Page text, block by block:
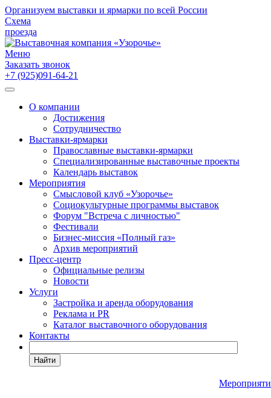
Организуем выставки и ярмарки по всей России
Схема
проезда
Меню
Заказать звонок
+7 (925)091-64-21
О компании
Достижения
Сотрудничество
Выставки-ярмарки
Православные выставки-ярмарки
Специализированные выставочные проекты
Календарь выставок
Мероприятия
Смысловой клуб «Узорочье»
Социокультурные программы выставок
Форум "Встреча с личностью"
Фестивали
Бизнес-миссия «Полный газ»
Архив мероприятий
Пресс-центр
Официальные релизы
Новости
Услуги
Застройка и аренда оборудования
Реклама и PR
Каталог выставочного оборудования
Контакты
Найти